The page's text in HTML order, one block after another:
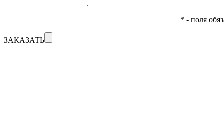
* - поля
ЗАКАЗАТЬ